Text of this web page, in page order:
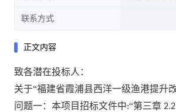
联系方式
正文内容
致各潜在投标人：
关于“福建省霞浦县西洋一级渔港提升
问题一：本项目招标文件中:“第三章